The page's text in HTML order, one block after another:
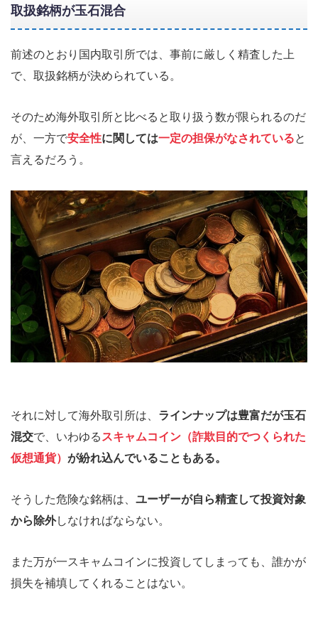
取扱銘柄が玉石混合
前述のとおり国内取引所では、事前に厳しく精査した上
で、取扱銘柄が決められている。
そのため海外取引所と比べると取り扱う数が限られるのだ
が、一方で安全性に関しては一定の担保がなされていると
言えるだろう。
それに対して海外取引所は、 ラインナップは豊富だが玉石
混交で、いわゆる スキャムコイン（詐欺目的でつくられた
仮想通貨） が紛れ込んでいることもある。
そうした危険な銘柄は、 ユーザーが自ら精査して投資対象
から除外しなければならない。
また万が一スキャムコインに投資してしまっても、誰かが
損失を補填してくれることはない。